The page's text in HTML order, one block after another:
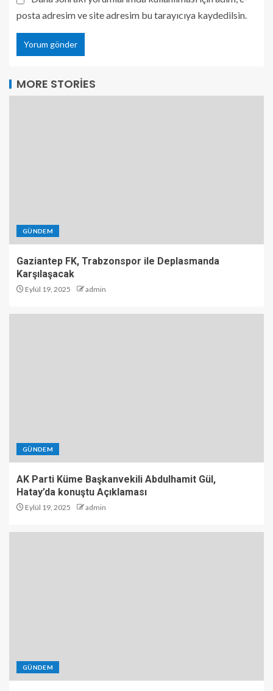
posta adresim ve site adresim bu tarayıcıya kaydedilsin.
MORE STORIES
GÜNDEM
Gaziantep FK, Trabzonspor ile Deplasmanda
Karşılaşacak
Eylül 19, 2025 admin
GÜNDEM
AK Parti Küme Başkanvekili Abdulhamit Gül,
Hatay’da konuştu Açıklaması
Eylül 19, 2025 admin
GÜNDEM